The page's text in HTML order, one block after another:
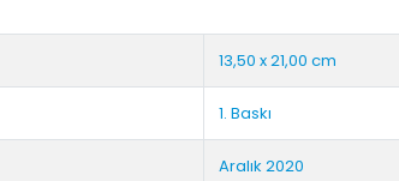
13,50 x 21,00 cm
1. Baskı
Aralık 2020